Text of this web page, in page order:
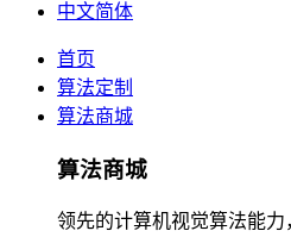
中文简体
首页
算法定制
算法商城
算法商城
领先的计算机视觉算法能力